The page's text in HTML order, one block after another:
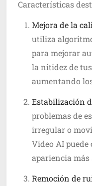
Características
Mejora de la
utiliza
para mejorar
la nitidez de
aumentando
Estabilización
problemas de
irregular o
Video AI
apariencia
Remoción de